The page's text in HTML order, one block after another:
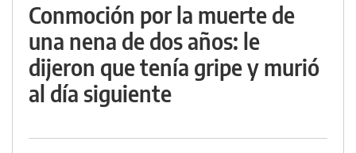
Conmoción por la muerte de
una nena de dos años: le
dijeron que tenía gripe y murió
al día siguiente